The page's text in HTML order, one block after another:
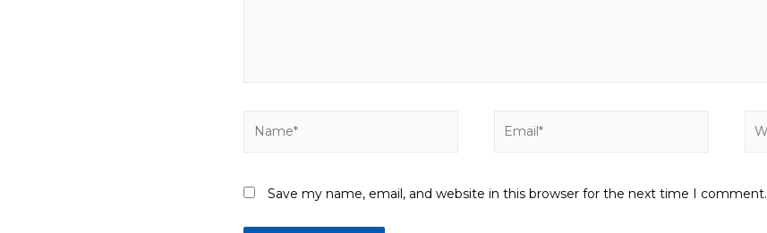
Save my name, email, and website in this browser for the next time I comment.